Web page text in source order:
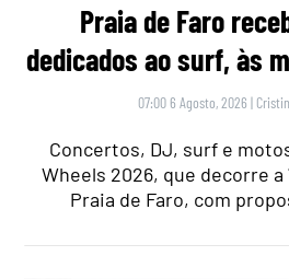
Praia de Faro
dedicados ao surf, às
07:00 6 Agosto, 2026 |
Concertos, DJ, surf e
Wheels 2026, que decorre a
Praia de Faro, com